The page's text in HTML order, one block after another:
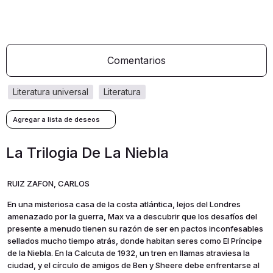
Comentarios
literatura
literatura universal
La Trilogia De La Niebla
RUIZ ZAFON, CARLOS
En una misteriosa casa de la costa atlántica, lejos del Londres
amenazado por la guerra, Max va a descubrir que los desafíos del
presente a menudo tienen su razón de ser en pactos inconfesables
sellados mucho tiempo atrás, donde habitan seres como El Príncipe
de la Niebla. En la Calcuta de 1932, un tren en llamas atraviesa la
ciudad, y el círculo de amigos de Ben y Sheere debe enfrentarse al